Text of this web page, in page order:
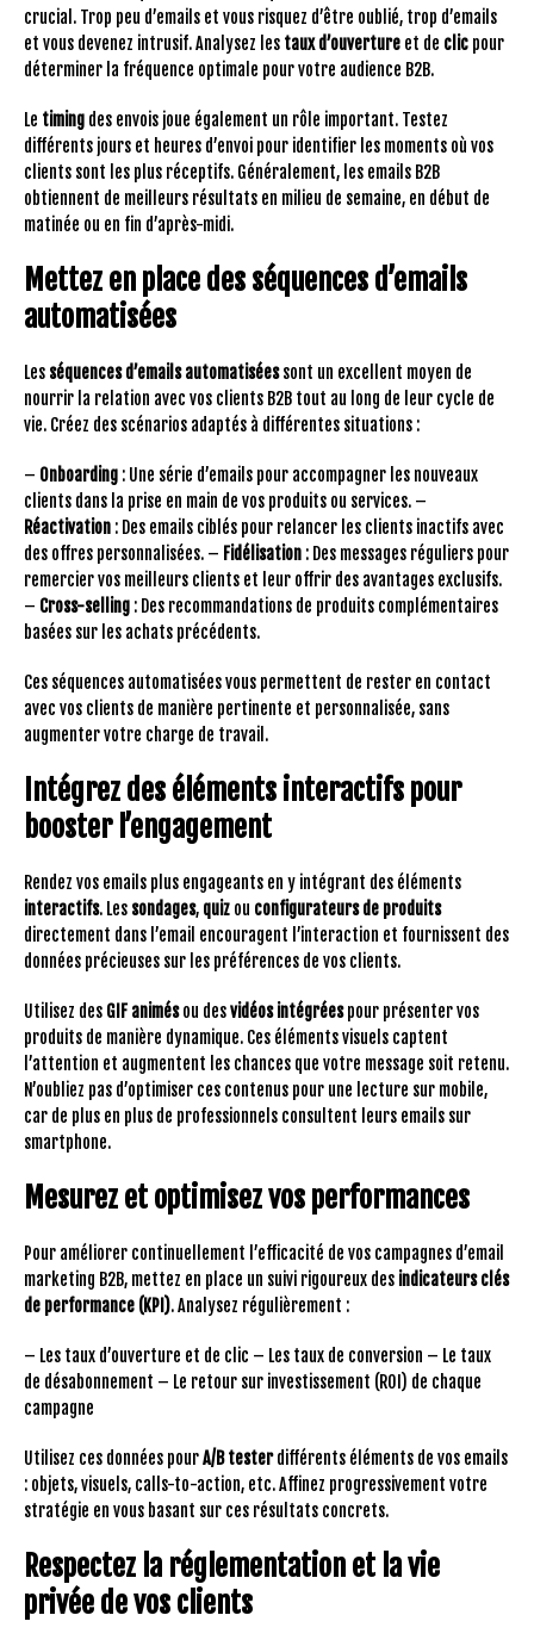
crucial. Trop peu d’emails et vous risquez d’être oublié, trop d’emails
et vous devenez intrusif. Analysez les taux d’ouverture et de clic pour
déterminer la fréquence optimale pour votre audience B2B.
Le timing des envois joue également un rôle important. Testez
différents jours et heures d’envoi pour identifier les moments où vos
clients sont les plus réceptifs. Généralement, les emails B2B
obtiennent de meilleurs résultats en milieu de semaine, en début de
matinée ou en fin d’après-midi.
Mettez en place des séquences d’emails
automatisées
Les séquences d’emails automatiséessont un excellent moyen de
nourrir la relation avec vos clients B2B tout au long de leur cycle de
vie. Créez des scénarios adaptés à différentes situations :
– Onboarding : Une série d’emails pour accompagner les nouveaux
clients dans la prise en main de vos produits ou services. –
Réactivation : Des emails ciblés pour relancer les clients inactifs avec
des offres personnalisées. – Fidélisation : Des messages réguliers pour
remercier vos meilleurs clients et leur offrir des avantages exclusifs.
– Cross-selling : Des recommandations de produits complémentaires
basées sur les achats précédents.
Ces séquences automatisées vous permettent de rester en contact
avec vos clients de manière pertinente et personnalisée, sans
augmenter votre charge de travail.
Intégrez des éléments interactifs pour
booster l’engagement
Rendez vos emails plus engageants en y intégrant des éléments
interactifs. Les sondages, quiz ou configurateurs de produits
directement dans l’email encouragent l’interaction et fournissent des
données précieuses sur les préférences de vos clients.
Utilisez des GIF animésou desvidéos intégréespour présenter vos
produits de manière dynamique. Ces éléments visuels captent
l’attention et augmentent les chances que votre message soit retenu.
N’oubliez pas d’optimiser ces contenus pour une lecture sur mobile,
car de plus en plus de professionnels consultent leurs emails sur
smartphone.
Mesurez et optimisez vos performances
Pour améliorer continuellement l’efficacité de vos campagnes d’email
marketing B2B, mettez en place un suivi rigoureux des indicateurs clés
de performance (KPI). Analysez régulièrement :
– Les taux d’ouverture et de clic – Les taux de conversion – Le taux
de désabonnement – Le retour sur investissement (ROI) de chaque
campagne
Utilisez ces données pourA/B testerdifférents éléments de vos emails
: objets, visuels, calls-to-action, etc. Affinez progressivement votre
stratégie en vous basant sur ces résultats concrets.
Respectez la réglementation et la vie
privée de vos clients